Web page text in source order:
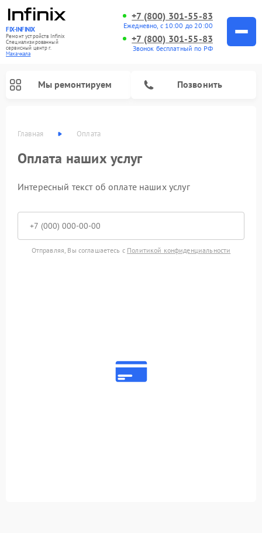
FIX-INFINIX
Ремонт устройств Infinix
Специализированный
cервисный центр г.
Махачкала
+7 (800) 301-55-83
Ежедневно, с 10:00 до 20:00
+7 (800) 301-55-83
Звонок бесплатный по РФ
Мы ремонтируем Позвонить
Главная Оплата
Оплата наших услуг
Интересный текст об оплате наших услуг
Отправляя, Вы соглашаетесь с Политикой конфиденциальности